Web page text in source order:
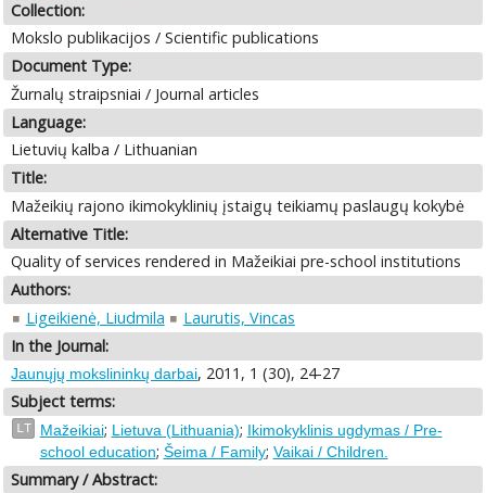
Collection:
Mokslo publikacijos / Scientific publications
Document Type:
Žurnalų straipsniai / Journal articles
Language:
Lietuvių kalba / Lithuanian
Title:
Mažeikių rajono ikimokyklinių įstaigų teikiamų paslaugų kokybė
Alternative Title:
Quality of services rendered in Mažeikiai pre-school institutions
Authors:
Ligeikienė, Liudmila
Laurutis, Vincas
In the Journal:
Jaunųjų mokslininkų darbai, 2011, 1 (30), 24-27
Subject terms:
LT Mažeikiai; Lietuva (Lithuania); Ikimokyklinis ugdymas / Pre-
school education; Šeima / Family; Vaikai / Children.
Summary / Abstract: